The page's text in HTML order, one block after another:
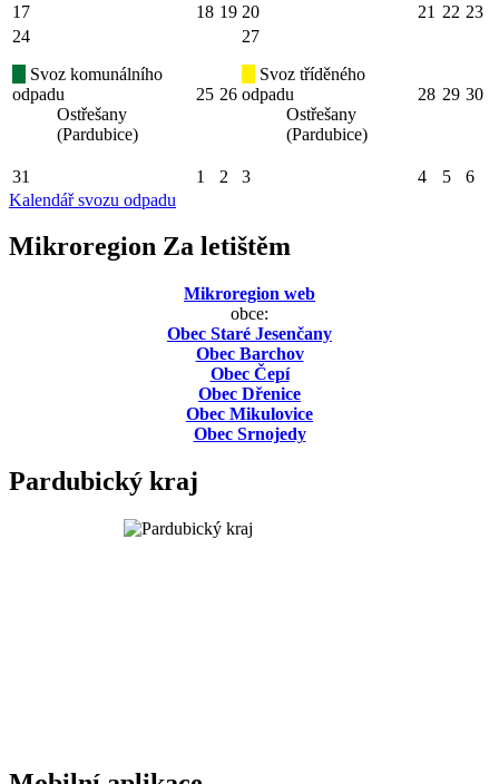
17 18 19 20 21 22 23
24
Svoz komunálního
odpadu
Ostřešany
(Pardubice)
25 26
27
Svoz tříděného
odpadu
Ostřešany
(Pardubice)
28 29 30
31 1 2 3 4 5
6
Kalendář svozu odpadu
Mikroregion Za letištěm
Mikroregion web
obce:
Obec Staré Jesenčany
Obec Barchov
Obec Čepí
Obec Dřenice
Obec Mikulovice
Obec Srnojedy
Pardubický kraj